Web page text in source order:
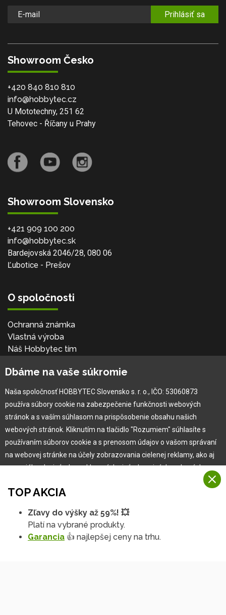
Prihlásiť sa
Showroom Česko
+420 840 810 810
info@hobbytec.cz
U Mototechny, 251 62
Tehovec - Říčany u Prahy
Showroom Slovensko
+421 909 100 200
info@hobbytec.sk
Bardejovská 2046/28, 080 06
Ľubotice - Prešov
O spoločnosti
Ochranná známka
Vlastná výroba
Náš Hobbytec tím
Naša história
Pre zákazníka
Garancia najlepšej ceny
Užívateľský manuál
Reklamácia
TOP AKCIA
Zľavy do výšky až 59%! 💥
Platí na vybrané produkty.
Garancia 👍 najlepšej ceny na trhu.
Dbáme na vaše súkromie
Naša spoločnosť HOBBYTEC Slovensko s. r. o., IČO: 53060873
používa súbory cookie na zabezpečenie funkčnosti webových
stránok a s vaším súhlasom na prispôsobenie obsahu našich
webových stránok. Kliknutím na tlačidlo "Rozumiem" súhlasíte s
používaním súborov cookie a s prenosom údajov o vašom správaní
na webovej stránke na účely zobrazovania cielenej reklamy, ako aj
na sociálnych sieťach a reklamných sieťach na iných webových
Viac informácií
Na našich webových stránkach používame niekoľko kategórií
Rozumiem